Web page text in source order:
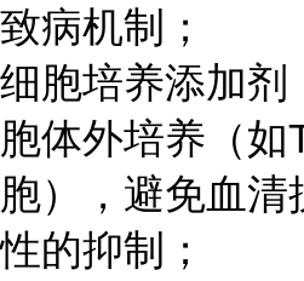
致病机制；
细胞培养添加剂
胞体外培养（如
胞），避免血清
性的抑制；